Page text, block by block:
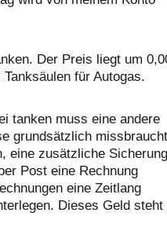
Der Preis liegt um
für Autogas.
tanken muss eine andere
grundsätzlich missbraucht
eine zusätzliche
Post eine Rechnung
eine Zeitlang
Dieses Geld steht